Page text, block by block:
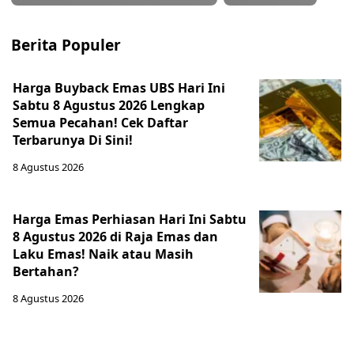
Berita Populer
Harga Buyback Emas UBS Hari Ini
Sabtu 8 Agustus 2026 Lengkap
Semua Pecahan! Cek Daftar
Terbarunya Di Sini!
8 Agustus 2026
Harga Emas Perhiasan Hari Ini Sabtu
8 Agustus 2026 di Raja Emas dan
Laku Emas! Naik atau Masih
Bertahan?
8 Agustus 2026